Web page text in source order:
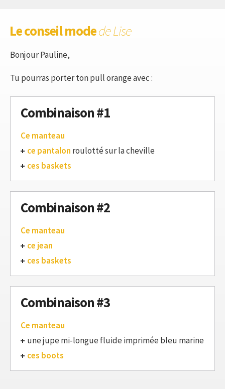
Le conseil modede Lise
Bonjour Pauline,
Tu pourras porter ton pull orange avec :
Combinaison #1
Ce manteau
ce pantalon roulotté sur la cheville
ces baskets
Combinaison #2
Ce manteau
ce jean
ces baskets
Combinaison #3
Ce manteau
une jupe mi-longue fluide imprimée bleu marine
ces boots